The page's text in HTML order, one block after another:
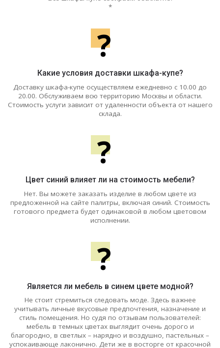
*
?
Какие условия доставки шкафа-купе?
Доставку шкафа-купе осуществляем ежедневно с 10.00 до
20.00. Обслуживаем всю территорию Москвы и области.
Стоимость услуги зависит от удаленности объекта от нашего
склада.
?
Цвет синий влияет ли на стоимость мебели?
Нет. Вы можете заказать изделие в любом цвете из
предложенной на сайте палитры, включая синий. Стоимость
готового предмета будет одинаковой в любом цветовом
исполнении.
?
Является ли мебель в синем цвете модной?
Не стоит стремиться следовать моде. Здесь важнее
учитывать личные вкусовые предпочтения, назначение и
стиль помещения. Но судя по отзывам пользователей:
мебель в темных цветах выглядит очень дорого и
благородно, в светлых – нарядно и воздушно, пастельных –
успокаивающе лаконично. Дети же в восторге от красочной